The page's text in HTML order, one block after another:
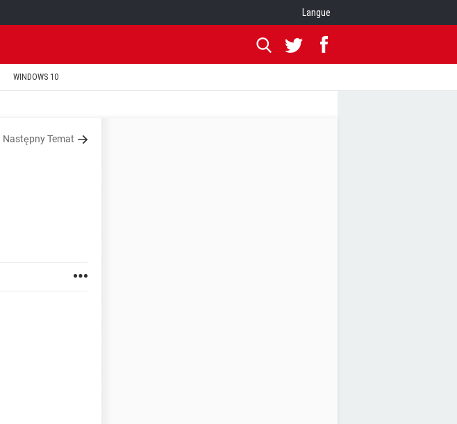
Langue
WINDOWS 10
Następny Temat